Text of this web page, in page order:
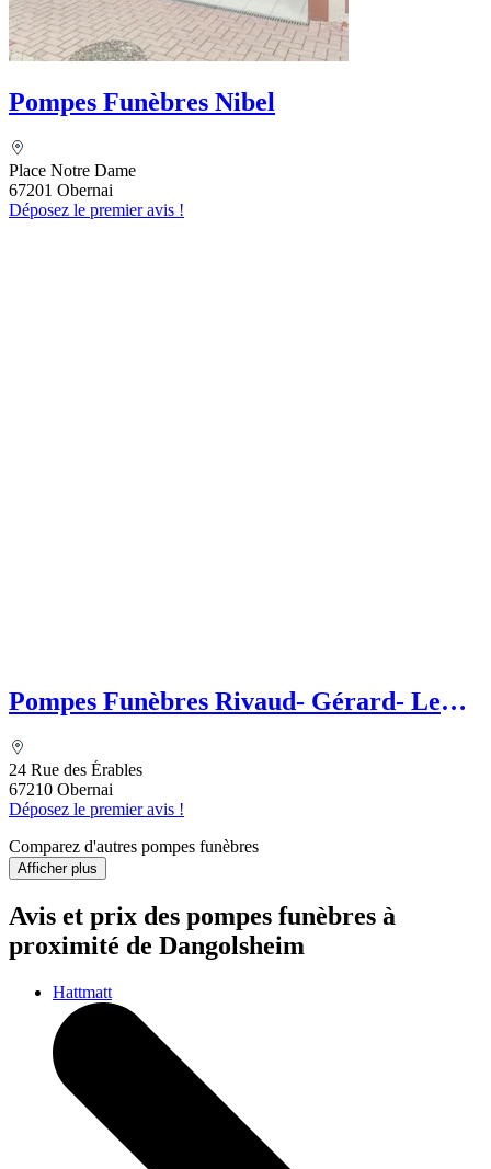
Pompes Funèbres Nibel
Place Notre Dame
67201 Obernai
Déposez le premier avis !
Pompes Funèbres Rivaud- Gérard- Le
24 Rue des Érables
67210 Obernai
Déposez le premier avis !
Comparez d'autres pompes funèbres
Afficher plus
Avis et prix des pompes funèbres à
proximité de Dangolsheim
Hattmatt